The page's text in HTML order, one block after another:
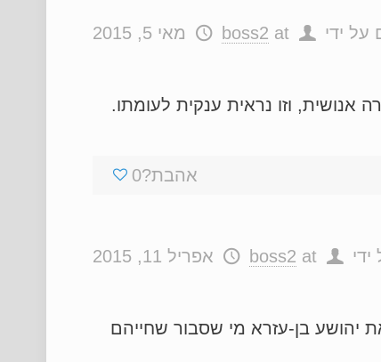
על ידי boss2 at מאי 5, 2015
וזו נראית ענקית לעומתו.
אהבת?0
boss2 at אפריל 11, 2015
יהושע בן-עזרא מי שסבור שחייהם